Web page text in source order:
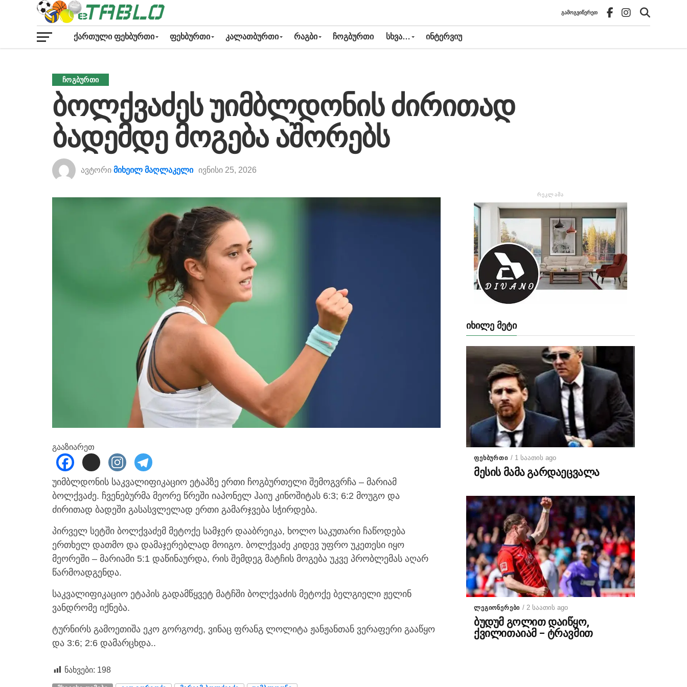
ᲒᲐᲛᲝᲒᲕᲘᲬᲔᲠᲔᲗ
ᲥᲐᲠᲗᲣᲚᲘ ᲤᲔᲮᲑᲣᲠᲗᲘ ᲤᲔᲮᲑᲣᲠᲗᲘ ᲙᲐᲚᲐᲗᲑᲣᲠᲗᲘ ᲠᲐᲒᲑᲘ ᲩᲝᲒᲑᲣᲠᲗᲘ ᲡᲮᲕᲐ… ᲘᲜᲢᲔᲠᲕᲘᲣ
ᲩᲝᲒᲑᲣᲠᲗᲘ
ბოლქვაძეს უიმბლდონის ძირითად
ბადემდე მოგება აშორებს
ავტორი მიხეილ მაღლაკელი ივნისი 25, 2026
გააზიარეთ
უიმბლდონის საკვალიფიკაციო ეტაპზე ერთი ჩოგბურთელი შემოგვრჩა – მარიამ
ბოლქვაძე. ჩვენებურმა მეორე წრეში იაპონელ ჰაიუ კინოშიტას 6:3; 6:2 მოუგო და
ძირითად ბადეში გასასვლელად ერთი გამარჯვება სჭირდება.
პირველ სეტში ბოლქვაძემ მეტოქე სამჯერ დააბრეიკა, ხოლო საკუთარი ჩაწოდება
ერთხელ დათმო და დამაჯერებლად მოიგო. ბოლქვაძე კიდევ უფრო უკეთესი იყო
მეორეში – მარიამი 5:1 დაწინაურდა, რის შემდეგ მატჩის მოგება უკვე პრობლემას აღარ
წარმოადგენდა.
საკვალიფიკაციო ეტაპის გადამწყვეტ მატჩში ბოლქვაძის მეტოქე ბელგიელი ჟელინ
ვანდრომე იქნება.
ტურნირს გამოეთიშა ეკო გორგოძე, ვინაც ფრანგ ლოლიტა ჟანჟანთან ვერაფერი გააწყო
და 3:6; 2:6 დამარცხდა..
ნახვები: 198
ᲠᲔᲙᲚᲐᲛᲐ
ᲘᲮᲘᲚᲔ ᲛᲔᲢᲘ
ᲤᲔᲮᲑᲣᲠᲗᲘ / 1 საათის ago
მესის მამა გარდაეცვალა
ᲚᲔᲒᲘᲝᲜᲔᲠᲔᲑᲘ / 2 საათის ago
ბუდუმ გოლით დაიწყო,
ქვილითაიამ – ტრავმით